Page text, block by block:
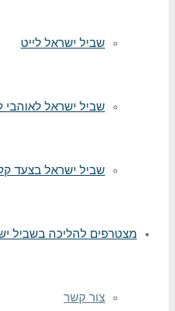
שביל ישראל לייט
שביל ישראל לאוהבי
שביל ישראל בצעד
מצטרפים להליכה בשביל
צור קשר